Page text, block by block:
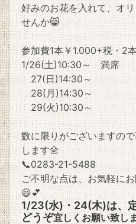
好みのお花を入れて、オ
せんか😸
参加費1本￥1.000+税・2
1/26(土)10:30～ 満席
27(日)14:30～
28(月)14:30～
29(火)10:30～
数に限りがございますの
します🌼
📞0283-21-5488
ご不明な点は、お気軽に
😃💕
1/23(水)・24(木)は、
どうぞ宜しくお願い致し